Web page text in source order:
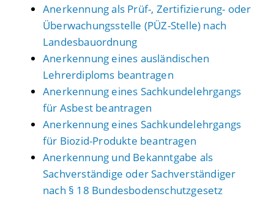
Anerkennung als Prüf-, Zertifizierung- oder
Überwachungsstelle (PÜZ-Stelle) nach
Landesbauordnung
Anerkennung eines ausländischen
Lehrerdiploms beantragen
Anerkennung eines Sachkundelehrgangs
für Asbest beantragen
Anerkennung eines Sachkundelehrgangs
für Biozid-Produkte beantragen
Anerkennung und Bekanntgabe als
Sachverständige oder Sachverständiger
nach § 18 Bundesbodenschutzgesetz